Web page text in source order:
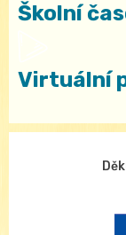
Školní
Virtuální